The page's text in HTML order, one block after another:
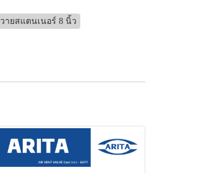
วายสแตนเนอร์ 8 นิ้ว